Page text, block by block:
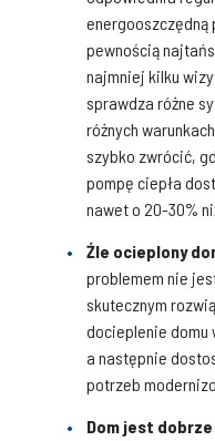
energooszczędną
pewnością
najmniej kilku
sprawdza różne
różnych
szybko zwrócić,
pompę ciepła
nawet o 20-30%
Źle ocieplony
problemem nie
skutecznym
docieplenie domu
a następnie
potrzeb
Dom jest